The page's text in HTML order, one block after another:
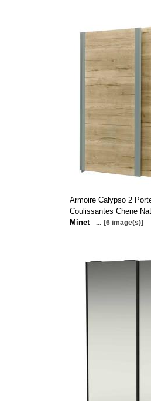
Armoire Calypso 2
Coulissantes Chene
Minet
... [6 image(s)]